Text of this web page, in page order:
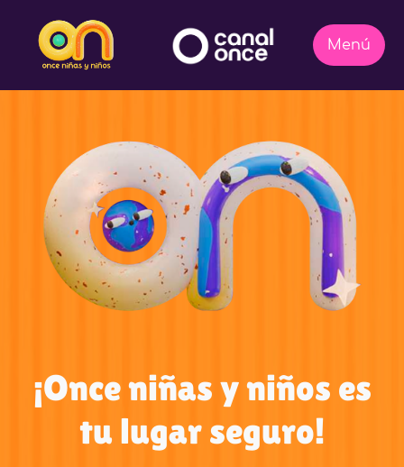
¡Once niñas y niños es
tu lugar seguro!